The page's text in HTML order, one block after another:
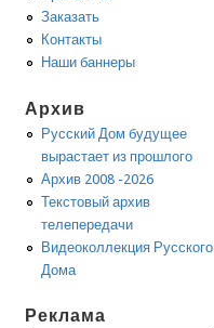
Заказать
Контакты
Наши баннеры
Архив
Русский Дом будущее
вырастает из прошлого
Архив 2008 -2026
Текстовый архив
телепередачи
Видеоколлекция Русского
Дома
Реклама